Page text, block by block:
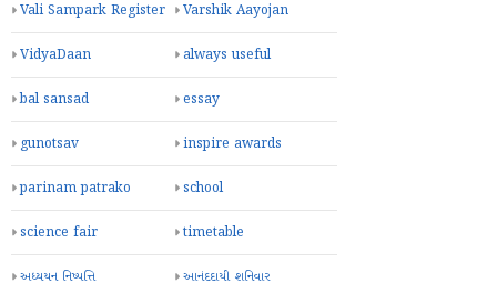
Vali Sampark Register Varshik Aayojan
VidyaDaan always useful
bal sansad essay
gunotsav inspire awards
parinam patrako school
science fair timetable
અધ્યયન નિષ્પત્તિ આનંદદાયી શનિવાર